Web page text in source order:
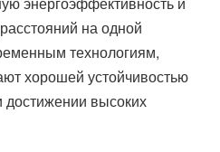
на одной
технологиям,
хорошей устойчивостью
высоких